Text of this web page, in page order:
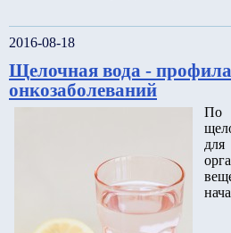
2016-08-18
Щелочная вода -
онкозаболеваний
По